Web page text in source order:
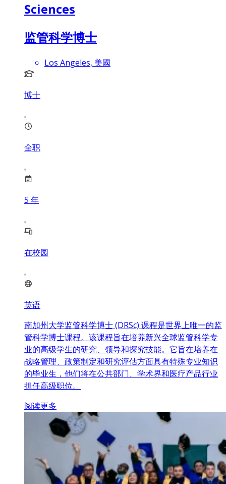
Sciences
监管科学博士
Los Angeles, 美國
博士
全职
5 年
在校园
英语
南加州大学监管科学博士 (DRSc) 课程是世界上唯一的监
管科学博士课程。该课程旨在培养新兴全球监管科学专
业的高级学生的研究、领导和探究技能。它旨在培养在
战略管理、政策制定和研究评估方面具有特殊专业知识
的毕业生，他们将在公共部门、学术界和医疗产品行业
担任高级职位。
阅读更多